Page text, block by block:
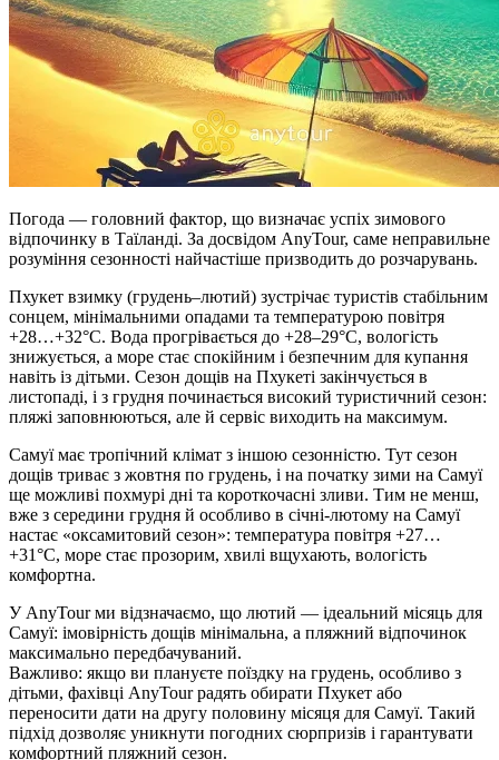
Погода — головний фактор, що визначає успіх зимового
відпочинку в Таїланді. За досвідом AnyTour, саме неправильне
розуміння сезонності найчастіше призводить до розчарувань.
Пхукет взимку (грудень–лютий) зустрічає туристів стабільним
сонцем, мінімальними опадами та температурою повітря
+28…+32°C. Вода прогрівається до +28–29°C, вологість
знижується, а море стає спокійним і безпечним для купання
навіть із дітьми. Сезон дощів на Пхукеті закінчується в
листопаді, і з грудня починається високий туристичний сезон:
пляжі заповнюються, але й сервіс виходить на максимум.
Самуї має тропічний клімат з іншою сезонністю. Тут сезон
дощів триває з жовтня по грудень, і на початку зими на Самуї
ще можливі похмурі дні та короткочасні зливи. Тим не менш,
вже з середини грудня й особливо в січні-лютому на Самуї
настає «оксамитовий сезон»: температура повітря +27…
+31°C, море стає прозорим, хвилі вщухають, вологість
комфортна.
У AnyTour ми відзначаємо, що лютий — ідеальний місяць для
Самуї: імовірність дощів мінімальна, а пляжний відпочинок
максимально передбачуваний.
Важливо: якщо ви плануєте поїздку на грудень, особливо з
дітьми, фахівці AnyTour радять обирати Пхукет або
переносити дати на другу половину місяця для Самуї. Такий
підхід дозволяє уникнути погодних сюрпризів і гарантувати
комфортний пляжний сезон.